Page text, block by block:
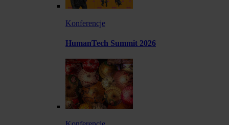
Konferencje
HumanTech Summit 2026